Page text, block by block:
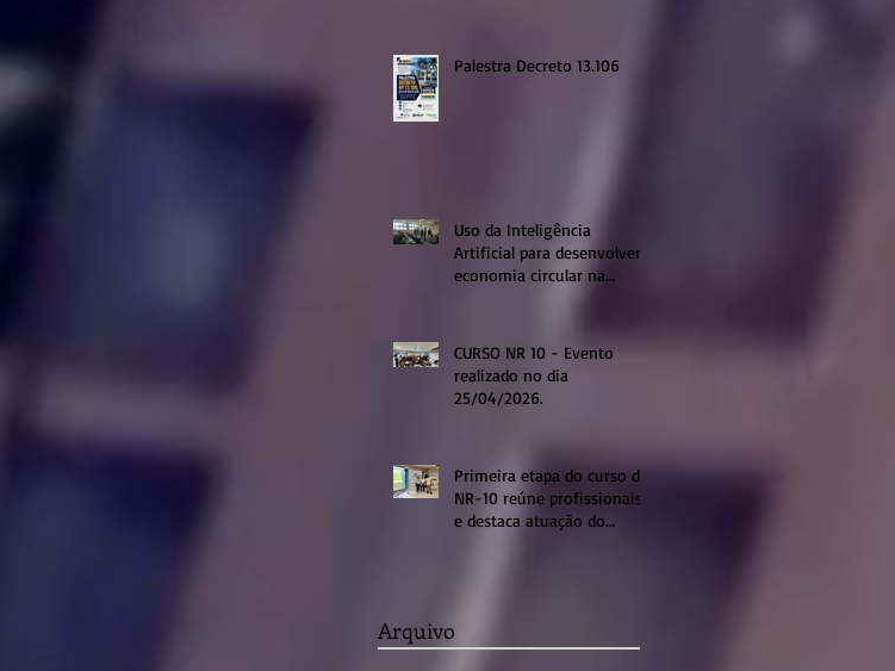
Palestra Decreto 13.106
Uso da Inteligência
Artificial para desenvolver a
economia circular na
CURSO NR 10 - Evento
realizado no dia
25/04/2026.
Primeira etapa do curso de
NR-10 reúne profissionais
e destaca atuação do
Arquivo